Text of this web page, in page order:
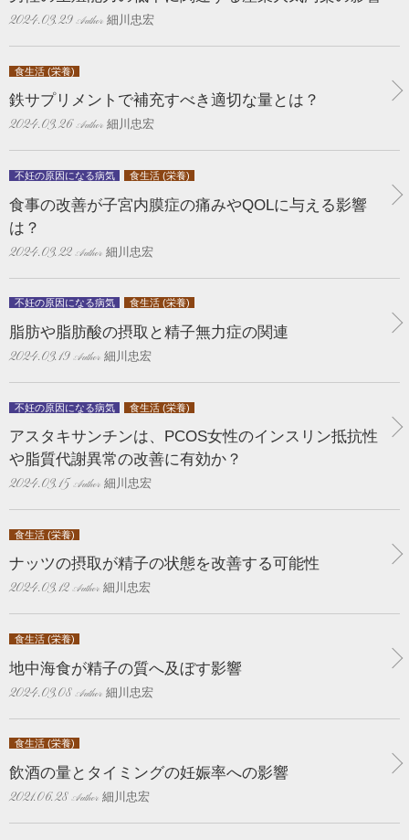
2024.03.29 細川忠宏
食生活 (栄養)
鉄サプリメントで補充すべき適切な量とは？
2024.03.26 細川忠宏
不妊の原因になる病気 食生活 (栄養)
食事の改善が子宮内膜症の痛みやQOLに与える影響
は？
2024.03.22 細川忠宏
不妊の原因になる病気 食生活 (栄養)
脂肪や脂肪酸の摂取と精子無力症の関連
2024.03.19 細川忠宏
不妊の原因になる病気 食生活 (栄養)
アスタキサンチンは、PCOS女性のインスリン抵抗性
や脂質代謝異常の改善に有効か？
2024.03.15 細川忠宏
食生活 (栄養)
ナッツの摂取が精子の状態を改善する可能性
2024.03.12 細川忠宏
食生活 (栄養)
地中海食が精子の質へ及ぼす影響
2024.03.08 細川忠宏
食生活 (栄養)
飲酒の量とタイミングの妊娠率への影響
2021.06.28 細川忠宏